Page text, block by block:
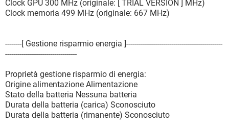
Clock GPU 300 MHz (originale: [ TRIAL VERSION ] MHz)
Clock memoria 499 MHz (originale: 667 MHz)
--------[ Gestione risparmio energia ]-----------------------------------------------
-----------------------------------
Proprietà gestione risparmio di energia:
Origine alimentazione Alimentazione
Stato della batteria Nessuna batteria
Durata della batteria (carica) Sconosciuto
Durata della batteria (rimanente) Sconosciuto